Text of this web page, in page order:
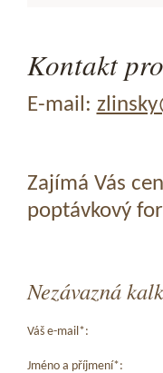
Kontakt
E-mail:
Zajímá Vás
poptávkový
Nezávazná
Váš e-mail*:
Jméno a příjmení*: